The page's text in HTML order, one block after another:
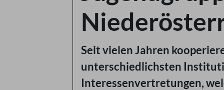
Seit vielen Jahren
unterschiedlichsten
Interessenvertretungen,